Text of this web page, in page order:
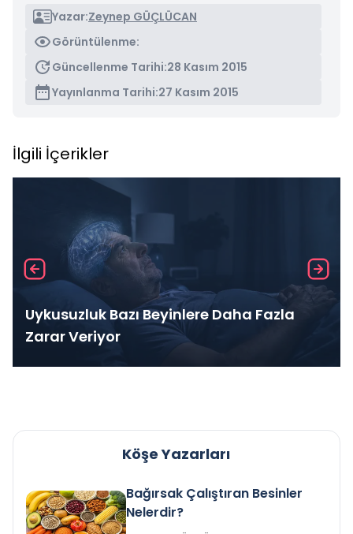
Yazar:Zeynep GÜÇLÜCAN
Görüntülenme:
Güncellenme Tarihi:28 Kasım 2015
Yayınlanma Tarihi:27 Kasım 2015
İlgili İçerikler
Uykusuzluk Bazı Beyinlere Daha Fazla
Zarar Veriyor
Köşe Yazarları
Bağırsak Çalıştıran Besinler
Nelerdir?